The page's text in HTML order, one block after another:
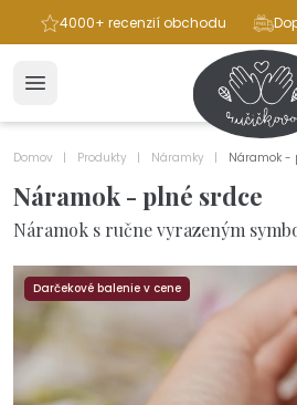
4000+ recenzií obchodu
Domov Produkty Náramky Náramok -
Náramok - plné srdce
Náramok s ručne vyrazeným
Darčekové balenie v cene